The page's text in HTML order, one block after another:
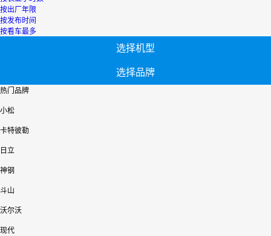
按出厂年限
按发布时间
按看车最多
选择机型
选择品牌
热门品牌
小松
卡特彼勒
日立
神钢
斗山
沃尔沃
现代